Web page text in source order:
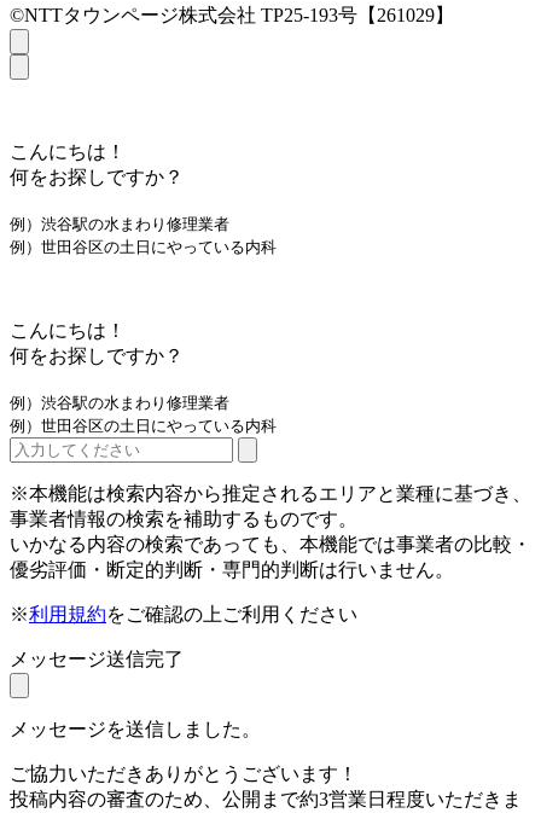
©NTTタウンページ株式会社 TP25-193号【261029】
こんにちは！
何をお探しですか？
例）渋谷駅の水まわり修理業者
例）世田谷区の土日にやっている内科
こんにちは！
何をお探しですか？
例）渋谷駅の水まわり修理業者
例）世田谷区の土日にやっている内科
※本機能は検索内容から推定されるエリアと業種に基づき、
事業者情報の検索を補助するものです。
いかなる内容の検索であっても、本機能では事業者の比較・
優劣評価・断定的判断・専門的判断は行いません。
※利用規約をご確認の上ご利用ください
メッセージ送信完了
メッセージを送信しました。
ご協力いただきありがとうございます！
投稿内容の審査のため、公開まで約3営業日程度いただきま